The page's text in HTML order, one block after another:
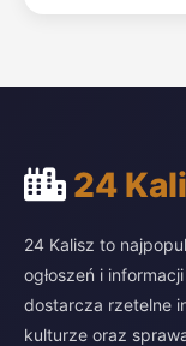
24
24 Kalisz to
ogłoszeń i
dostarcza rzetelne
kulturze oraz